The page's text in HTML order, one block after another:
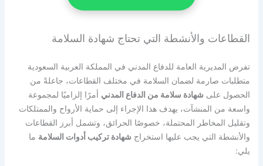
القطاعات والأنشطة التي تحتاج شهادة السلامة
تفرض المديرية العامة للدفاع المدني في المملكة العربية السعودية
متطلبات صارمة لضمان السلامة في مختلف القطاعات، جاعلةً من
الحصول على شهادة سلامة من الدفاع المدني أمرًا إلزاميًا لمجموعة
واسعة من المنشآت، يهدف هذا الإجراء إلى حماية الأرواح والممتلكات
وتقليل المخاطر المحتملة، خصوصًا الحرائق، وتشمل أبرز القطاعات
والأنشطة التي يجب عليها استخراج شهادة تركيب أدوات السلامة ما
يلي: